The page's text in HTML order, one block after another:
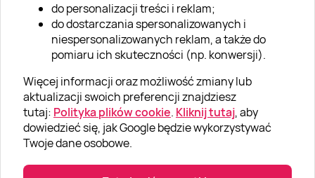
do personalizacji treści i reklam;
do dostarczania spersonalizowanych i
niespersonalizowanych reklam, a także do
pomiaru ich skuteczności (np. konwersji).
Więcej informacji oraz możliwość zmiany lub
aktualizacji swoich preferencji znajdziesz
tutaj: Polityka plików cookie. Kliknij tutaj, aby
dowiedzieć się, jak Google będzie wykorzystywać
Twoje dane osobowe.
Klub Lojalnościowy
Dodaj recenzję
Informacje
GRUPA „SUPER PREZENTY“